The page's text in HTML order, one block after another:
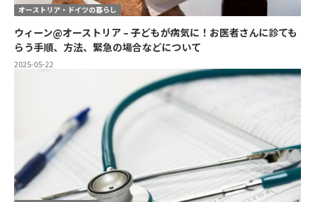
オーストリア・ドイツの暮らし
ウィーン@オーストリア – 子どもが病気に！お医者さんに診ても
らう手順、方法、緊急の場合などについて
2025-05-22